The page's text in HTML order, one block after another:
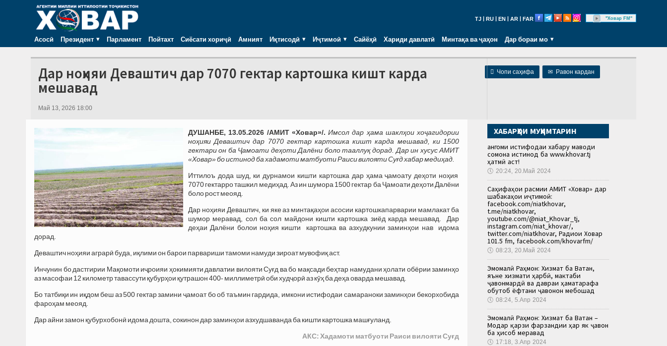
TJ RU EN AR FAR "Ховар FM"
Асосӣ Президент Парламент Пойтахт Сиёсати хориҷӣ Амният Иқтисодӣ Иҷтимоӣ Сайёҳӣ Хариди давлатӣ Минтақа ва ҷаҳон Дар бораи мо
 Чопи саҳифа ✉ Равон кардан
Дар ноҳияи Деваштич дар 7070 гектар картошка кишт карда
мешавад
Май 13, 2026 18:00
ДУШАНБЕ, 13.05.2026 /АМИТ «Ховар»/. Имсол дар ҳама шаклҳои хоҷагидории
ноҳияи Деваштич дар 7070 гектар картошка кишт карда мешавад, ки 1500
гектари он ба Ҷамоати деҳоти Далёни боло тааллуқ дорад. Дар ин хусус АМИТ
«Ховар» бо истинод ба хадамоти матбуоти Раиси вилояти Суғд хабар медиҳад.
Иттилоъ дода шуд, ки дурнамои кишти картошка дар ҳама ҷамоату деҳоти ноҳия
7070 гектарро ташкил медиҳад. Аз ин шумора 1500 гектар ба Ҷамоати деҳоти Далёни
боло рост меояд.
Дар ноҳияи Деваштич, ки яке аз минтақаҳои асосии картошкапарварии мамлакат ба
шумор меравад, сол ба сол майдони кишти картошка зиёд карда мешавад. Дар
деҳаи Далёни болои ноҳия кишти картошка ва азхудкунии заминҳои нав идома
дорад.
Деваштич ноҳияи аграрӣ буда, иқлими он барои парвариши тамоми намуди зироат мувофиқ аст.
Инчунин бо дастгирии Мақомоти иҷроияи ҳокимияти давлатии вилояти Суғд ва бо мақсади беҳтар намудани ҳолати обёрии заминҳо
аз масофаи 12 километр тавассути қубурҳои қутрашон 400- миллиметрӣ оби худҷорӣ аз кӯҳ ба деҳа оварда мешавад.
Бо татбиқи ин иқдом беш аз 500 гектар замини ҷамоат бо об таъмин гардида, имкони истифодаи самараноки заминҳои бекорхобида
фароҳам меояд.
Дар айни замон қубурхобонӣ идома дошта, сокинон дар заминҳои азхудшаванда ба кишти картошка машғуланд.
АКС: Хадамоти матбуоти Раиси вилояти Суғд
ХАБАРҲОИ МУҲИМТАРИН
Ҳангоми истифодаи хабару маводи
сомона истинод ба www.khovar.tj
ҳатмӣ аст!
🕔 20:24, 20.Май 2024
Саҳифаҳои расмии АМИТ «Ховар» дар
шабакаҳои иҷтимоӣ:
facebook.com/niatkhovar,
t.me/niatkhovar,
youtube.com/@niat_Khovar_tj,
instagram.com/niat_khovar/,
twitter.com/niatkhovar, Радиои Ховар
101.5 fm, facebook.com/khovarfm/
🕔 08:23, 20.Май 2024
Эмомалӣ Раҳмон: Хизмат ба Ватан,
яъне хизмати ҳарбӣ, мактаби
ҷавонмардӣ ва давраи ҳаматарафа
обутоб ёфтани ҷавонон мебошад
🕔 08:24, 5.Апр 2024
Эмомалӣ Раҳмон: Хизмат ба Ватан –
Модар қарзи фарзандии ҳар як ҷавон
ба ҳисоб меравад
🕔 17:18, 3.Апр 2024